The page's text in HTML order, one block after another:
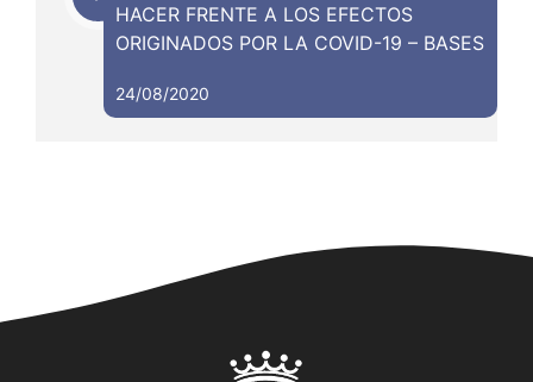
HACER FRENTE A LOS EFECTOS
ORIGINADOS POR LA COVID-19 – BASES
24/08/2020